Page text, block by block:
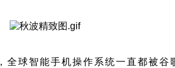
全球智能手机操作系统一直都被谷